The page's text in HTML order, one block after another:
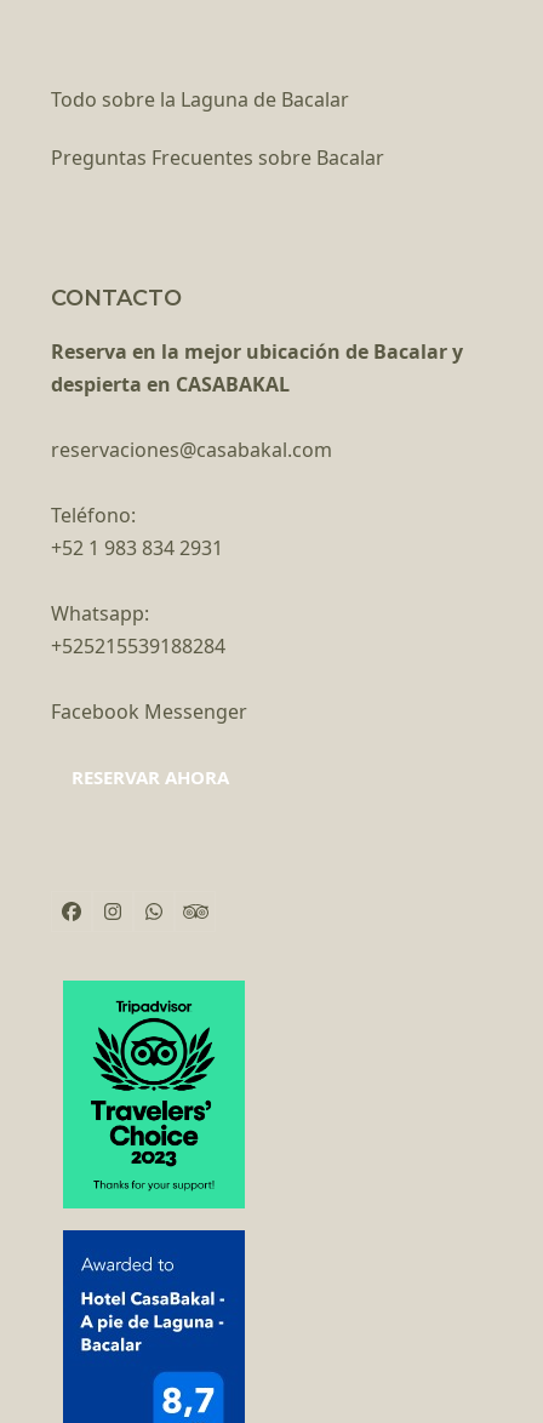
Todo sobre la Laguna de Bacalar
Preguntas Frecuentes sobre Bacalar
CONTACTO
Reserva en la mejor ubicación de Bacalar y
despierta en CASABAKAL
reservaciones@casabakal.com
Teléfono:
+52 1 983 834 2931
Whatsapp:
+525215539188284
Facebook Messenger
RESERVAR AHORA
Facebook
Instagram
WhatsappTripadvisor